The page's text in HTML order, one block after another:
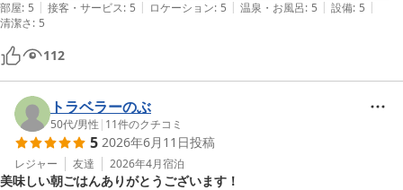
部屋: 5 | 接客・サービス: 5 | ロケーション: 5 | 温泉・お風呂: 5 | 設備: 5 |
清潔さ: 5
112
トラベラーのぶ
50代/男性 | 11件のクチコミ
5 2026年6月11日投稿
レジャー 友達 2026年4月宿泊
美味しい朝ごはんありがとうございます！